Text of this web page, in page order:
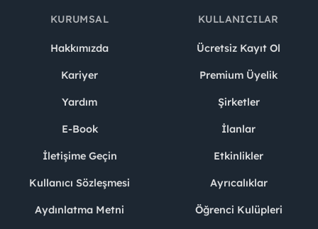
KURUMSAL
Hakkımızda
Kariyer
Yardım
E-Book
İletişime Geçin
Kullanıcı Sözleşmesi
Aydınlatma Metni
KULLANICILAR
Ücretsiz Kayıt Ol
Premium Üyelik
Şirketler
İlanlar
Etkinlikler
Ayrıcalıklar
Öğrenci Kulüpleri